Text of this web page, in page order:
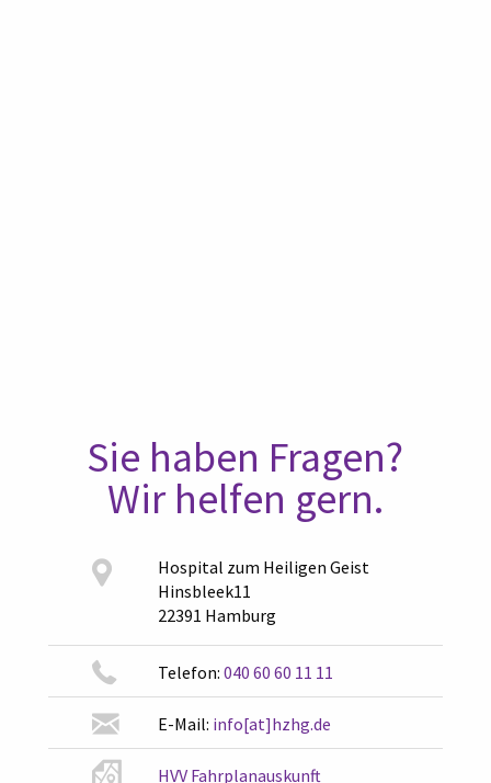
Sie haben Fragen?
Wir helfen gern.
Hospital zum Heiligen Geist
Hinsbleek11
22391 Hamburg
Telefon: 040 60 60 11 11
E-Mail: info[at]hzhg.de
HVV Fahrplanauskunft